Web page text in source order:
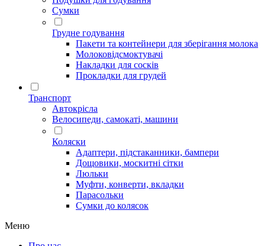
Сумки
Грудне годування
Пакети та контейнери для зберігання молока
Молоковідсмоктувачі
Накладки для сосків
Прокладки для грудей
Транспорт
Автокрісла
Велосипеди, самокаті, машини
Коляски
Адаптери, підстаканники, бампери
Дощовики, москитні сітки
Люльки
Муфти, конверти, вкладки
Парасольки
Сумки до колясок
Меню